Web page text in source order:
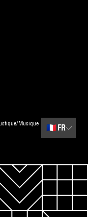
Musique
🇫🇷 FR